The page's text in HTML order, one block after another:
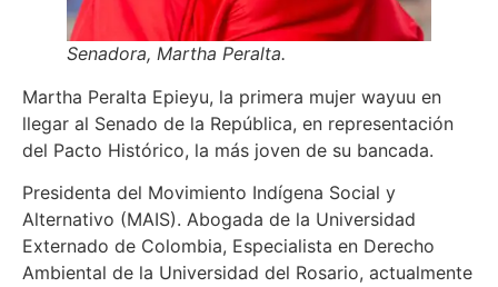
Senadora, Martha Peralta.
Martha Peralta Epieyu, la primera mujer wayuu en
llegar al Senado de la República, en representación
del Pacto Histórico, la más joven de su bancada.
Presidenta del Movimiento Indígena Social y
Alternativo (MAIS). Abogada de la Universidad
Externado de Colombia, Especialista en Derecho
Ambiental de la Universidad del Rosario, actualmente